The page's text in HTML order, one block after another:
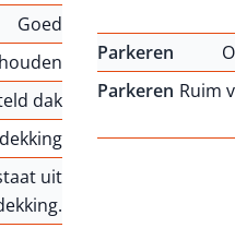
Goed
dak
uit
Parkeren
Parkeren Ruim